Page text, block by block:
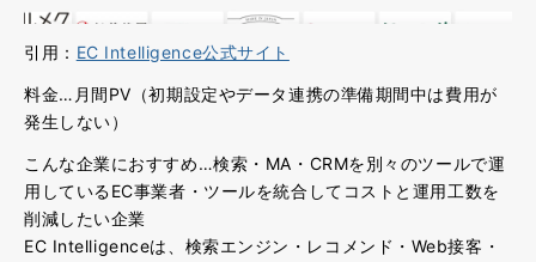
引用： EC Intelligence公式サイト
料金…月間PV（初期設定やデータ連携の準備期間中は費用が
発生しない）
こんな企業におすすめ…検索・MA・CRMを別々のツールで運
用しているEC事業者・ツールを統合してコストと運用工数を
削減したい企業
EC Intelligenceは、検索エンジン・レコメンド・Web接客・